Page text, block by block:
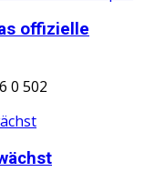
offizielle
0 502